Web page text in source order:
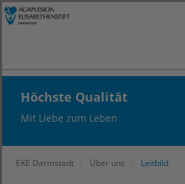
Höchste Qualität
Mit Liebe zum Leben
EKE Darmstadt Über uns Leitbild